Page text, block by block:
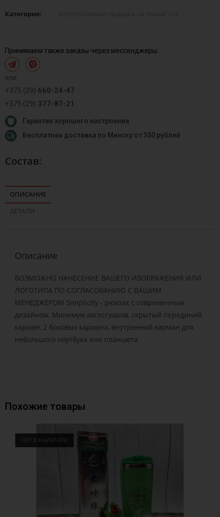
Категория:
Принимаем также заказы через мессенджеры:
или
+375 (29) 660-24-47
+375 (29) 377-87-21
Гарантия хорошего настроения
Бесплатная доставка по Минску от 350 рублей
Состав:
ОПИСАНИЕ
Описание
ВОЗМОЖНО НАНЕСЕНИЕ ВАШЕГО ИЗОБРАЖЕНИЯ ИЛИ
ЛОГОТИПА ПО СОГЛАСОВАНИЮ С ВАШИМ
МЕНЕДЖЕРОМ Simplicity - рюкзак с современным
дизайном. Минимум аксессуаров, скрытый перединий
карман, 2 боковых кармана, внутренний карман для
небольшого ноутбука или планшета
Похожие товары
НЕТ В НАЛИЧИИ